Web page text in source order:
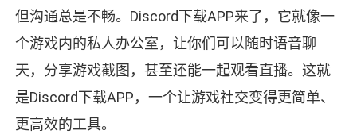
但沟通总是不畅。Discord下载APP来了，它就像一
个游戏内的私人办公室，让你们可以随时语音聊
天，分享游戏截图，甚至还能一起观看直播。这就
是Discord下载APP，一个让游戏社交变得更简单、
更高效的工具。